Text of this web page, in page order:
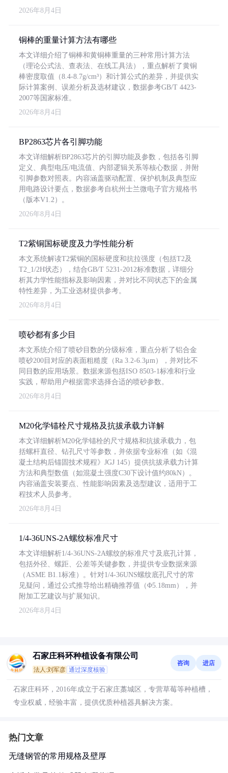
2026年8月4日
铜棒的重量计算方法有哪些
本文详细介绍了铜棒和黄铜棒重量的三种常用计算方法
（理论公式法、查表法、在线工具法），重点解析了黄铜
棒密度取值（8.4-8.7g/cm³）和计算公式的差异，并提供实
际计算案例、误差分析及选材建议，数据参考GB/T 4423-
2007等国家标准。
2026年8月4日
BP2863芯片各引脚功能
本文详细解析BP2863芯片的引脚功能及参数，包括各引脚
定义、典型电压/电流值、内部逻辑关系等核心数据，并附
引脚参数对照表。内容涵盖驱动配置、保护机制及典型应
用电路设计要点，数据参考自杭州士兰微电子官方规格书
（版本V1.2）。
2026年8月4日
T2紫铜国标硬度及力学性能分析
本文系统解读T2紫铜的国标硬度和抗拉强度（包括T2及
T2_1/2H状态），结合GB/T 5231-2012标准数据，详细分
析其力学性能指标及影响因素，并对比不同状态下的金属
特性差异，为工业选材提供参考。
2026年8月4日
喷砂都有多少目
本文系统介绍了喷砂目数的分级标准，重点分析了铝合金
喷砂200目对应的表面粗糙度（Ra 3.2-6.3μm），并对比不
同目数的应用场景。数据来源包括ISO 8503-1标准和行业
实践，帮助用户根据需求选择合适的喷砂参数。
2026年8月4日
M20化学锚栓尺寸规格及抗拔承载力详解
本文详细解析M20化学锚栓的尺寸规格和抗拔承载力，包
括螺杆直径、钻孔尺寸等参数，并依据专业标准（如《混
凝土结构后锚固技术规程》JGJ 145）提供抗拔承载力计算
方法和典型数值（如混凝土强度C30下设计值约80kN）。
内容涵盖安装要点、性能影响因素及选型建议，适用于工
程技术人员参考。
2026年8月4日
1/4-36UNS-2A螺纹标准尺寸
本文详细解析1/4-36UNS-2A螺纹的标准尺寸及底孔计算，
包括外径、螺距、公差等关键参数，并提供专业数据来源
（ASME B1.1标准）。针对1/4-36UNS螺纹底孔尺寸的常
见疑问，通过公式推导给出精确推荐值（Φ5.18mm），并
附加工艺建议与扩展知识。
2026年8月4日
石家庄科环种植设备有限公司
法人:刘军彦 通过深度核验
咨询 进店
石家庄科环，2016年成立于石家庄藁城区，专营草莓等种植槽，
专业权威，经验丰富，提供优质种植器具解决方案。
热门文章
无缝钢管的常用规格及壁厚